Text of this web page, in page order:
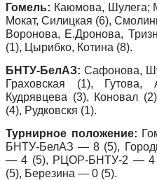
Гомель: Каюмова, Шулега;
Мокат, Силицкая (6),
Воронова, Е.Дронова,
(1), Цырибко, Котина (8).
БНТУ-БелАЗ: Сафонова,
Граховская (1), Гутова,
Кудрявцева (3), Коновал
(4), Рудковскя (1).
Турнирное положение:
БНТУ-БелАЗ — 8 (5),
— 4 (5), РЦОР-БНТУ-2 — 4
(5), Березина — 0 (5).